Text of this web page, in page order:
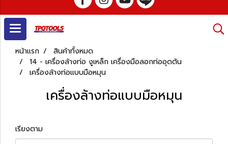
หน้าแรก
สินค้าทั้งหมด
14 - เครื่องล้างท่อ งูเหล็ก เครื่องมือลอกท่ออุดตัน
เครื่องล้างท่อแบบมือหมุน
เครื่องล้างท่อแบบมือหมุน
เรียงตาม